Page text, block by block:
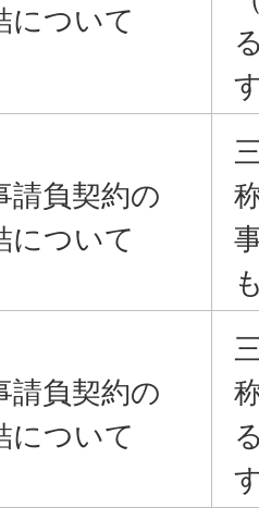
について
請負契約の
について
請負契約の
について